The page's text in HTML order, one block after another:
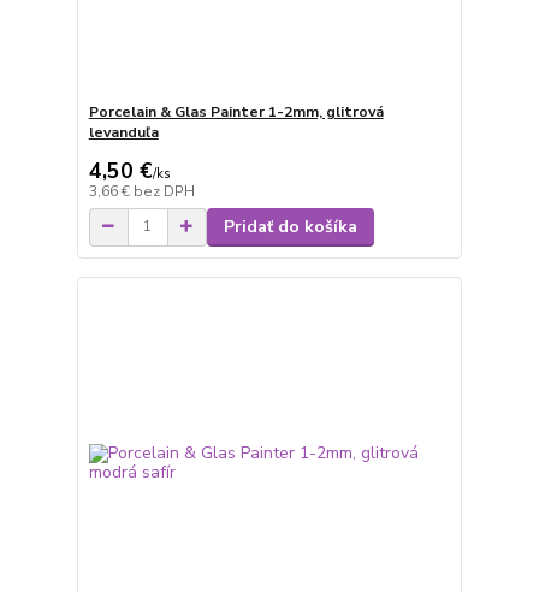
Porcelain & Glas Painter 1-2mm, glitrová
levanduľa
4,50 €/ks
3,66 € bez DPH
Pridať do košíka